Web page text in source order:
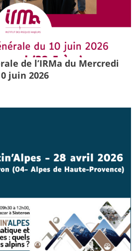
de l’IRMa du Mercredi
juin 2026